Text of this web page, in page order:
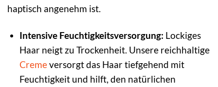
haptisch angenehm ist.
Intensive Feuchtigkeitsversorgung: Lockiges
Haar neigt zu Trockenheit. Unsere reichhaltige
Cremeversorgt das Haar tiefgehend mit
Feuchtigkeit und hilft, den natürlichen